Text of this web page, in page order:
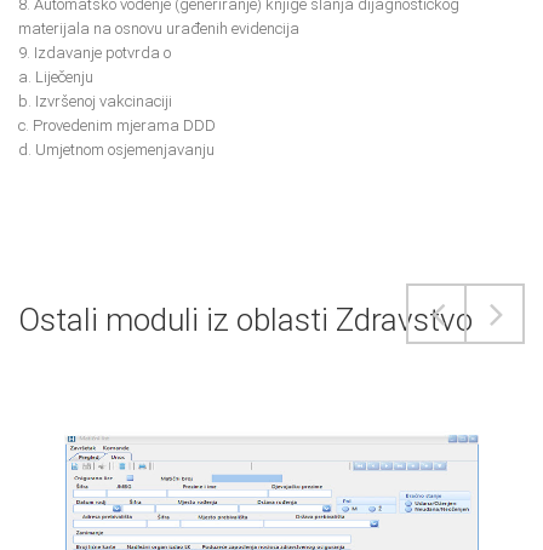
8. Automatsko vođenje (generiranje) knjige slanja dijagnostičkog
materijala na osnovu urađenih evidencija
9. Izdavanje potvrda o
a. Liječenju
b. Izvršenoj vakcinaciji
c. Provedenim mjerama DDD
d. Umjetnom osjemenjavanju
Ostali moduli iz oblasti Zdravstvo